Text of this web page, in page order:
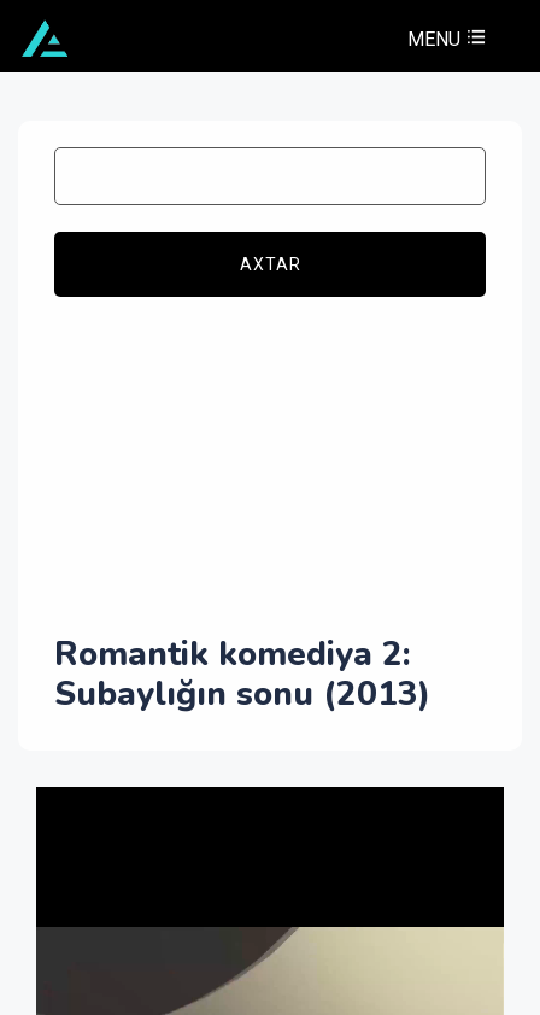
MENU
AXTAR
Romantik komediya 2:
Subaylığın sonu (2013)